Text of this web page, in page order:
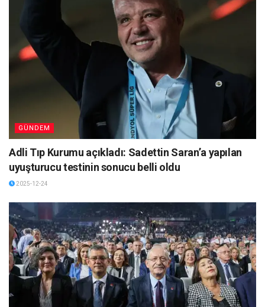
GÜNDEM
Adli Tıp Kurumu açıkladı: Sadettin Saran’a yapılan
uyuşturucu testinin sonucu belli oldu
2025-12-24